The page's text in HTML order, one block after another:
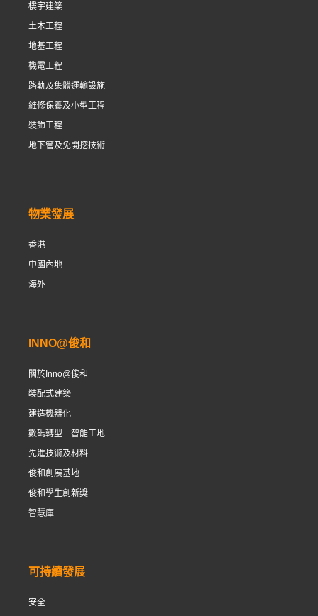
樓宇建築
土木工程
地基工程
機電工程
路軌及集體運輸設施
維修保養及小型工程
裝飾工程
地下管及免開挖技術
物業發展
香港
中國內地
海外
INNO@俊和
關於Inno@俊和
裝配式建築
建造機器化
數碼轉型—智能工地
先進技術及材料
俊和創展基地
俊和學生創新奬
智慧庫
可持續發展
安全